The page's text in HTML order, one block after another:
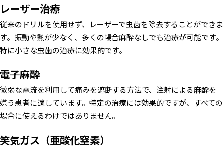
レーザー治療
従来のドリルを使用せず、レーザーで虫歯を除去することができま
す。振動や熱が少なく、多くの場合麻酔なしでも治療が可能です。
特に小さな虫歯の治療に効果的です。
電子麻酔
微弱な電流を利用して痛みを遮断する方法で、注射による麻酔を
嫌う患者に適しています。特定の治療には効果的ですが、すべての
場合に使えるわけではありません。
笑気ガス（亜酸化窒素）